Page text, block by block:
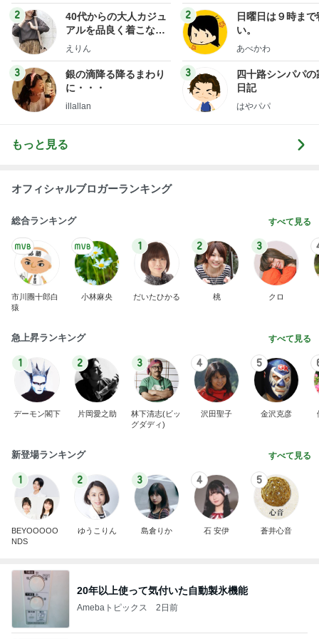
2
40代からの大人カジュ
アルを品良く着こなす
ファッションブログ
えりん
3
銀の滴降る降るまわり
に・・・
illallan
2
日曜日は９時まで
い。
あべかわ
3
四十路シンパパの
日記
はやパパ
もっと見る
オフィシャルブロガーランキング
総合ランキング すべて見る
市川團十郎白
猿
小林麻央
1
だいたひかる
2
桃
3
クロ
急上昇ランキング すべて見る
1
デーモン閣下
2
片岡愛之助
3
林下清志(ビッ
グダディ)
4
沢田聖子
5
金沢克彦
新登場ランキング すべて見る
1
BEYOOOOO
NDS
2
ゆうこりん
3
島倉りか
4
石 安伊
5
蒼井心音
20年以上使って気付いた自動製氷機能
Amebaトピックス 2日前